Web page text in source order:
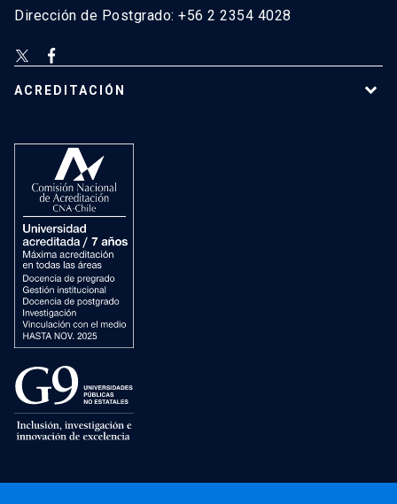
Dirección de Postgrado: +56 2 2354 4028
ACREDITACIÓN